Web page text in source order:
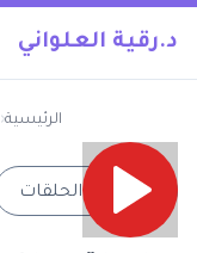
د.رقية العلواني
الرئيسية‹
→ جميع الحلقات